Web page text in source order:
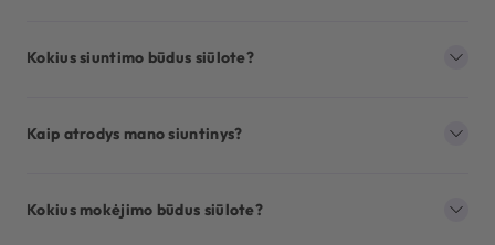
Kokius siuntimo būdus siūlote?
Kaip atrodys mano siuntinys?
Kokius mokėjimo būdus siūlote?